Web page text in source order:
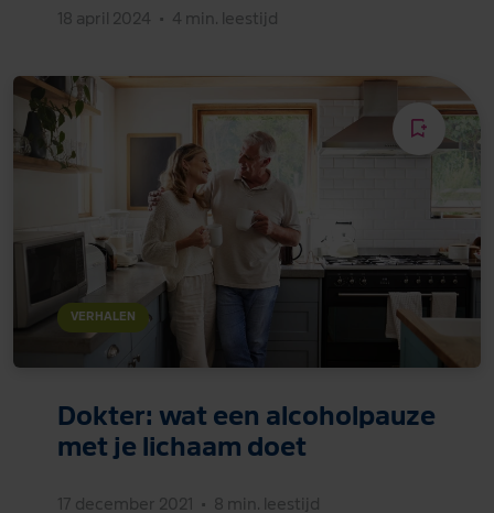
18 april 2024 • 4 min. leestijd
VERHALEN
Dokter: wat een alcoholpauze
met je lichaam doet
17 december 2021 • 8 min. leestijd